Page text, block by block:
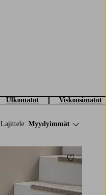
Ulkomatot Viskoosimatot
Lajittele: Myydyimmät
Lisää